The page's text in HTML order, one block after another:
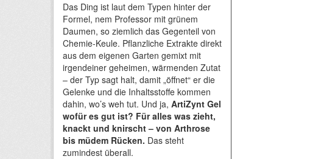
Das Ding ist laut dem Typen hinter der
Formel, nem Professor mit grünem
Daumen, so ziemlich das Gegenteil von
Chemie-Keule. Pflanzliche Extrakte direkt
aus dem eigenen Garten gemixt mit
irgendeiner geheimen, wärmenden Zutat
– der Typ sagt halt, damit „öffnet“ er die
Gelenke und die Inhaltsstoffe kommen
dahin, wo’s weh tut. Und ja, ArtiZynt Gel
wofür es gut ist? Für alles was zieht,
knackt und knirscht – von Arthrose
bis müdem Rücken. Das steht
zumindest überall.